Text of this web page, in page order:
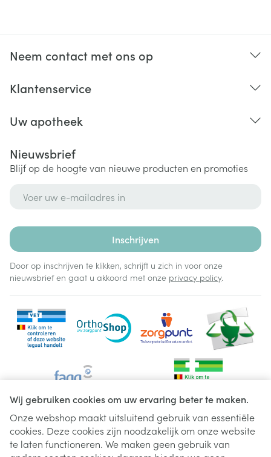
Wij gebruiken cookies om uw ervaring beter te maken.
Onze webshop maakt uitsluitend gebruik van essentiële
cookies. Deze cookies zijn noodzakelijk om onze website
te laten functioneren. We maken geen gebruik van
Neem contact met ons op
Klantenservice
Uw apotheek
Nieuwsbrief
Blijf op de hoogte van nieuwe producten en promoties
Inschrijven
Door op inschrijven te klikken, schrijft u zich in voor onze
nieuwsbrief en gaat u akkoord met onze privacy policy.
Juridische links